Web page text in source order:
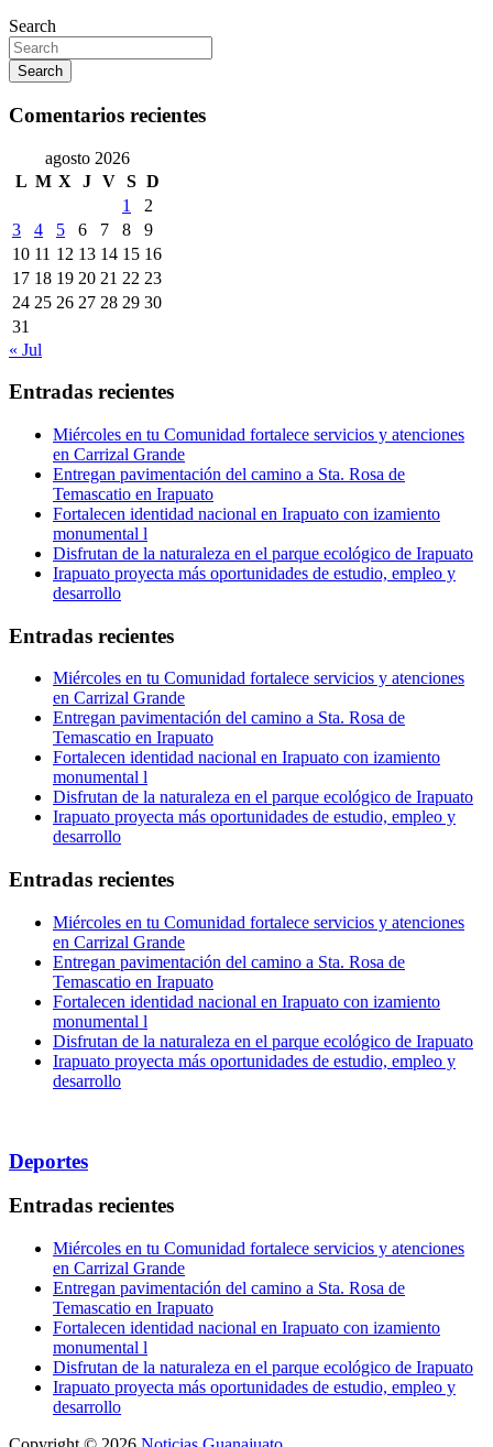
Search
Search
Comentarios recientes
agosto 2026
L M X J V S D
1
2
3
4 5 6 7 8
9
10 11 12 13 14 15 16
17 18 19 20 21 22 23
24 25 26 27 28 29 30
31
« Jul
Entradas recientes
Miércoles en tu Comunidad fortalece servicios y atenciones
en Carrizal Grande
Entregan pavimentación del camino a Sta. Rosa de
Temascatio en Irapuato
Fortalecen identidad nacional en Irapuato con izamiento
monumental l
Disfrutan de la naturaleza en el parque ecológico de Irapuato
Irapuato proyecta más oportunidades de estudio, empleo y
desarrollo
Entradas recientes
Miércoles en tu Comunidad fortalece servicios y atenciones
en Carrizal Grande
Entregan pavimentación del camino a Sta. Rosa de
Temascatio en Irapuato
Fortalecen identidad nacional en Irapuato con izamiento
monumental l
Disfrutan de la naturaleza en el parque ecológico de Irapuato
Irapuato proyecta más oportunidades de estudio, empleo y
desarrollo
Entradas recientes
Miércoles en tu Comunidad fortalece servicios y atenciones
en Carrizal Grande
Entregan pavimentación del camino a Sta. Rosa de
Temascatio en Irapuato
Fortalecen identidad nacional en Irapuato con izamiento
monumental l
Disfrutan de la naturaleza en el parque ecológico de Irapuato
Irapuato proyecta más oportunidades de estudio, empleo y
desarrollo
Deportes
Entradas recientes
Miércoles en tu Comunidad fortalece servicios y atenciones
en Carrizal Grande
Entregan pavimentación del camino a Sta. Rosa de
Temascatio en Irapuato
Fortalecen identidad nacional en Irapuato con izamiento
monumental l
Disfrutan de la naturaleza en el parque ecológico de Irapuato
Irapuato proyecta más oportunidades de estudio, empleo y
desarrollo